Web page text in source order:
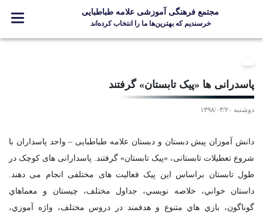
مجتمع فرهنگی آموزشی علامه طباطبایی
خرسندیم که بهترین‌ها ما را انتخاب کرده‌اند
مدارس
جشنواره ها
ارتباط با ما
Designed and Developed by Kavano Team 2016-18
پاسدرانی ها «پیک تابستان» گرفتند
دوشنبه ۱۳۹۸/۰۳/۲۰
دانش آموزان پیش دبستان و دبستان علامه طباطبایی – واحد پاسداران با
شروع تعطیلات تابستانی، «پیک تابستان» گرفتند. پاسدارانی های کوچک در
طول تابستان براساس این پیک فعالیت های مختلفی انجام می دهند.
داستان خواني، خلاصه نويسي، جداول مختلف، چيستان و معماهاي
گوناگون، بازي هاي متنوع و هدفمند در دروس مختلف، واژه آموزي،